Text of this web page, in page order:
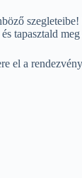
tapasztald
a